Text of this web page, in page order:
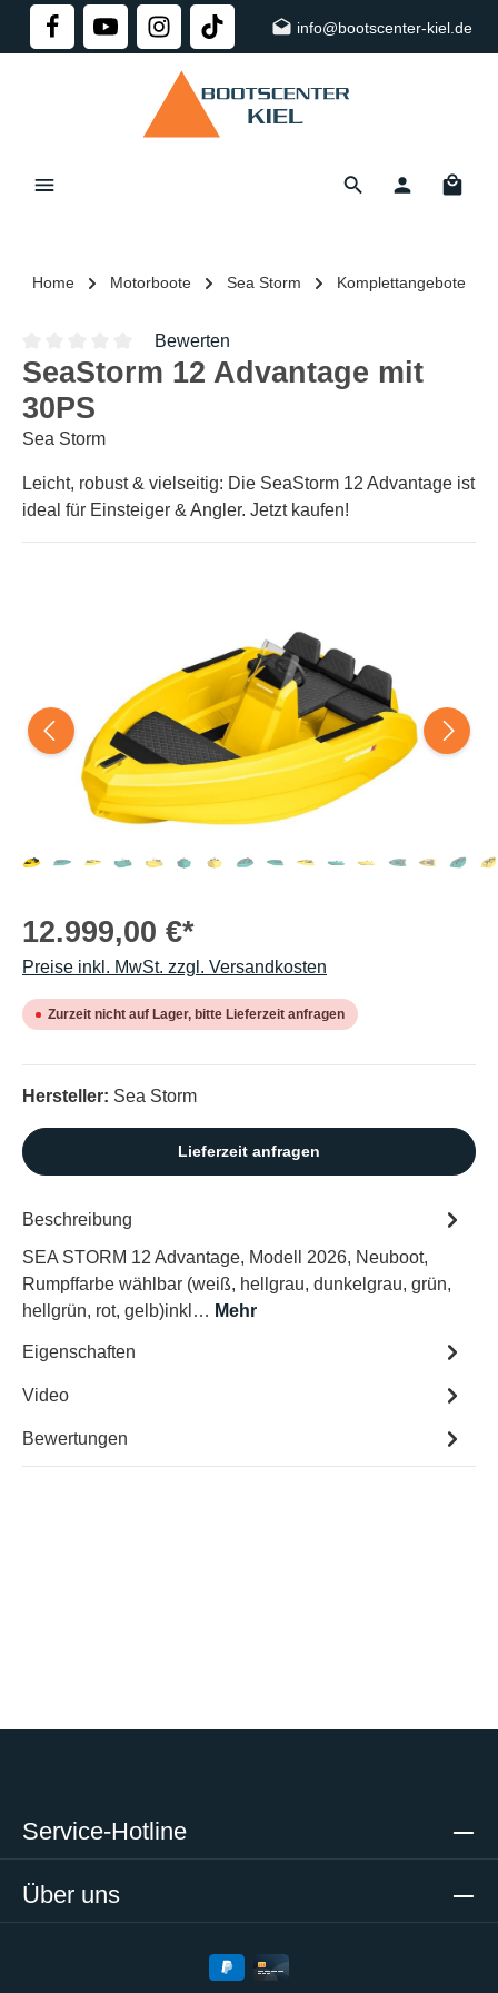
springen info@bootscenter-kiel.de
Home Motorboote Sea Storm Komplettangebote
Durchschnittliche Bewertung von 0 von 5 Sternen
Bewerten
SeaStorm 12 Advantage mit
30PS
Sea Storm
Leicht, robust & vielseitig: Die SeaStorm 12 Advantage ist
ideal für Einsteiger & Angler. Jetzt kaufen!
12.999,00 €*
Preise inkl. MwSt. zzgl. Versandkosten
Zurzeit nicht auf Lager, bitte Lieferzeit anfragen
Hersteller: Sea Storm
Lieferzeit anfragen
Beschreibung
SEA STORM 12 Advantage, Modell 2026, Neuboot,
Rumpffarbe wählbar (weiß, hellgrau, dunkelgrau, grün,
hellgrün, rot, gelb)inkl… Mehr
Eigenschaften
Video
Bewertungen
Service-Hotline
Über uns